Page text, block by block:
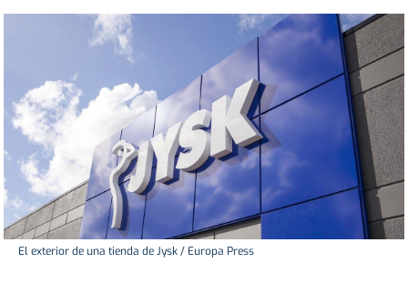
El exterior de una tienda de Jysk / Europa Press